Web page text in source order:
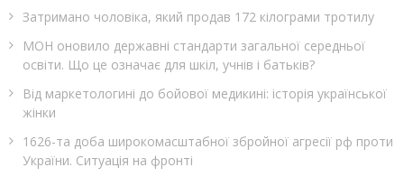
Затримано чоловіка, який продав 172 кілограми тротилу
МОН оновило державні стандарти загальної середньої
освіти. Що це означає для шкіл, учнів і батьків?
Від маркетологині до бойової медикині: історія української
жінки
1626-та доба широкомасштабної збройної агресії рф проти
України. Ситуація на фронті